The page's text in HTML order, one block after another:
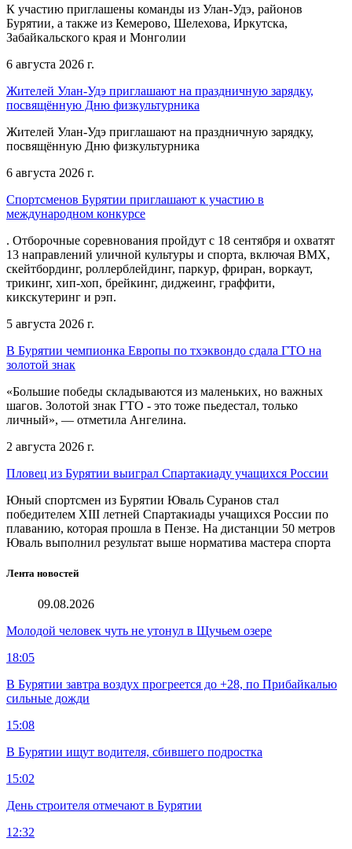
К участию приглашены команды из Улан‑Удэ, районов
Бурятии, а также из Кемерово, Шелехова, Иркутска,
Забайкальского края и Монголии
6 августа 2026 г.
Жителей Улан-Удэ приглашают на праздничную зарядку,
посвящённую Дню физкультурника
Жителей Улан-Удэ приглашают на праздничную зарядку,
посвящённую Дню физкультурника
6 августа 2026 г.
Спортсменов Бурятии приглашают к участию в
международном конкурсе
. Отборочные соревнования пройдут с 18 сентября и охватят
13 направлений уличной культуры и спорта, включая BMX,
скейтбординг, роллерблейдинг, паркур, фриран, воркаут,
трикинг, хип-хоп, брейкинг, диджеинг, граффити,
кикскутеринг и рэп.
5 августа 2026 г.
В Бурятии чемпионка Европы по тхэквондо сдала ГТО на
золотой знак
«Большие победы складываются из маленьких, но важных
шагов. Золотой знак ГТО - это тоже пьедестал, только
личный», — отметила Ангелина.
2 августа 2026 г.
Пловец из Бурятии выиграл Спартакиаду учащихся России
Юный спортсмен из Бурятии Юваль Суранов стал
победителем XIII летней Спартакиады учащихся России по
плаванию, которая прошла в Пензе. На дистанции 50 метров
Юваль выполнил результат выше норматива мастера спорта
Лента новостей
09.08.2026
Молодой человек чуть не утонул в Щучьем озере
18:05
В Бурятии завтра воздух прогреется до +28, по Прибайкалью
сильные дожди
15:08
В Бурятии ищут водителя, сбившего подростка
15:02
День строителя отмечают в Бурятии
12:32